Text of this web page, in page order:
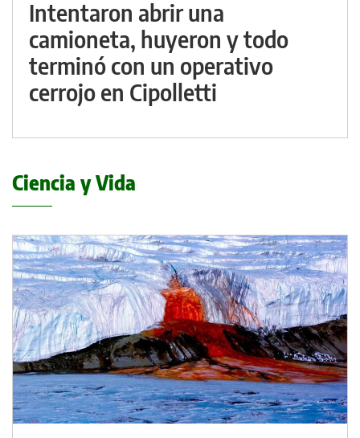
Intentaron abrir una
camioneta, huyeron y todo
terminó con un operativo
cerrojo en Cipolletti
Ciencia y Vida